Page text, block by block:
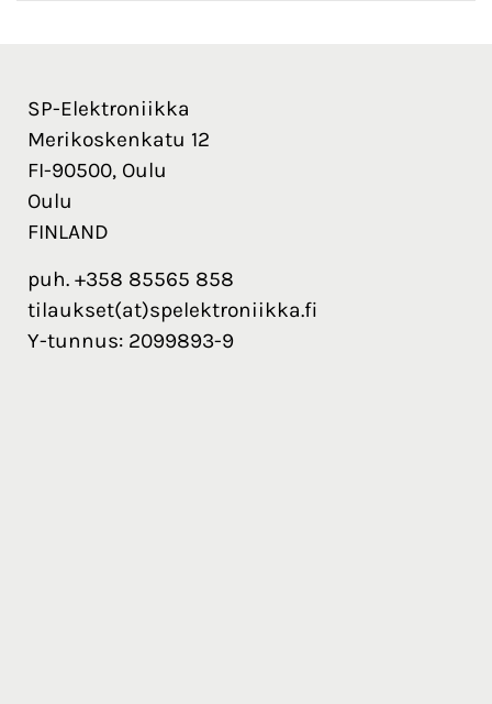
SP-Elektroniikka
Merikoskenkatu 12
FI-90500, Oulu
Oulu
FINLAND
puh. +358 85565 858
tilaukset(at)spelektroniikka.fi
Y-tunnus: 2099893-9